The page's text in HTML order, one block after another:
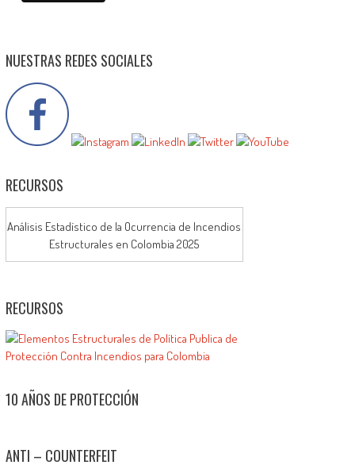
NUESTRAS REDES SOCIALES
RECURSOS
Análisis Estadístico de la Ocurrencia de Incendios
Estructurales en Colombia 2025
RECURSOS
10 AÑOS DE PROTECCIÓN
ANTI – COUNTERFEIT